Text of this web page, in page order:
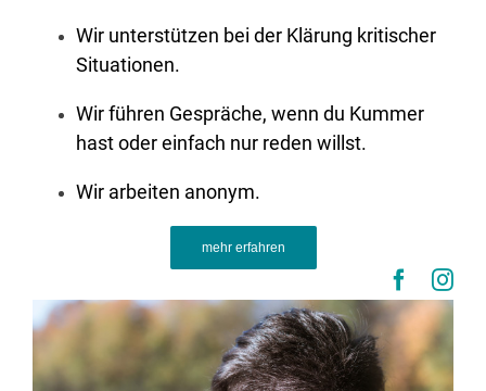
Wir unterstützen bei der Klärung kritischer
Situationen.
Wir führen Gespräche, wenn du Kummer
hast oder einfach nur reden willst.
Wir arbeiten anonym.
mehr erfahren